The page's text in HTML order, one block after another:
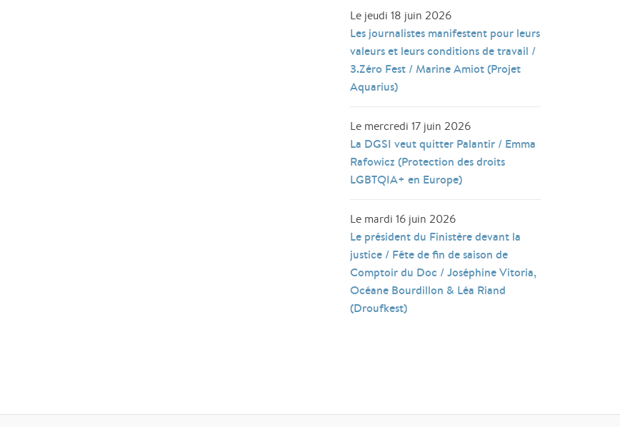
Le jeudi 18 juin 2026
Les journalistes manifestent pour leurs
valeurs et leurs conditions de travail /
3.Zéro Fest / Marine Amiot (Projet
Aquarius)
Le mercredi 17 juin 2026
La DGSI veut quitter Palantir / Emma
Rafowicz (Protection des droits
LGBTQIA+ en Europe)
Le mardi 16 juin 2026
Le président du Finistère devant la
justice / Fête de fin de saison de
Comptoir du Doc / Joséphine Vitoria,
Océane Bourdillon & Léa Riand
(Droufkest)